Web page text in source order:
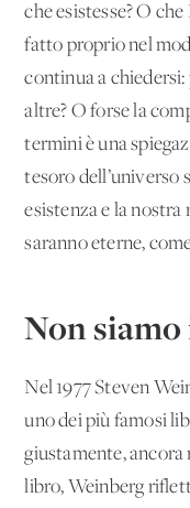
che esistesse? O
fatto proprio nel
continua a
altre? O forse la
termini è una
tesoro dell’universo
esistenza e la
saranno eterne,
Non
Nel 1977 Steven
uno dei più famosi
giustamente,
libro, Weinberg